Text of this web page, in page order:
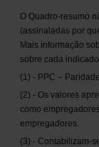
O Quadro-resumo
(assinaladas por
Mais informação
sobre cada
(1) - PPC –
(2) - Os valores
como
empregadores.
(3) - Contabilizam-